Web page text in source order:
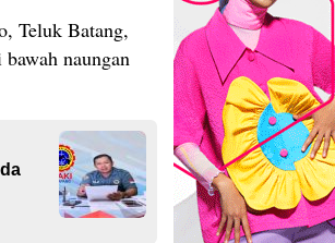
Teluk Batang,
naungan